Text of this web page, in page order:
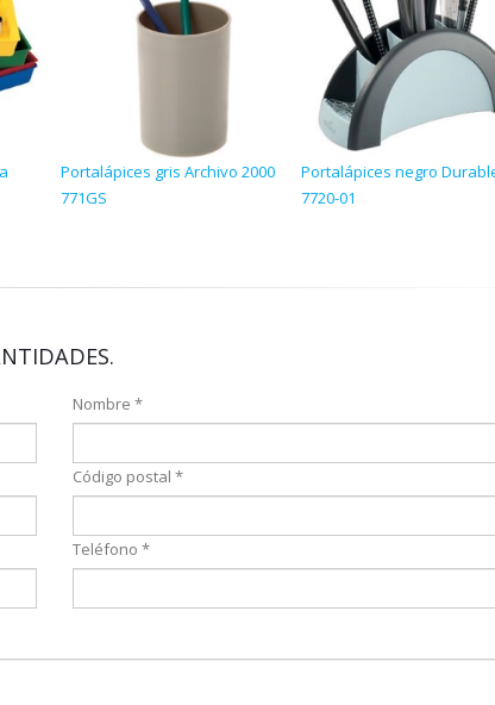
Portalápices gris Archivo 2000
771GS
Portalápices negro
7720-01
Nombre *
Código postal *
Teléfono *